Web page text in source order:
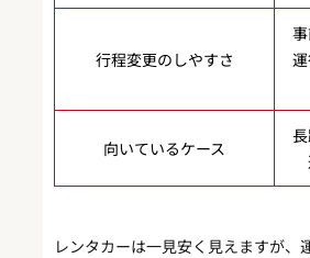
行程変更のしやすさ
向いているケース
レンタカーは一見安く見えますが、